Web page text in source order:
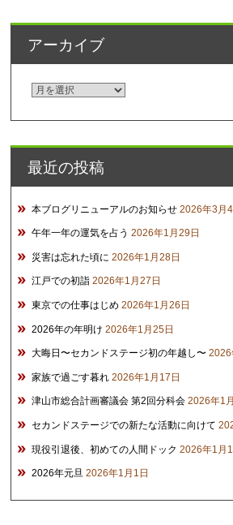
アーカイブ
ア
イ
ブ
最近の投稿
本ブログリニューアルのお知らせ 2026年3月
午年一年の運気を占う 2026年1月29日
災害は忘れた頃に 2026年1月28日
江戸での初詣 2026年1月27日
東京での仕事はじめ 2026年1月26日
2026年の年明け 2026年1月25日
大晦日〜セカンドステージ初の年越し〜 2026
家族で過ごす暮れ 2026年1月17日
津山市総合計画審議会 第2回分科会 2026年1
セカンドステージでの新たな活動に向けて
現役引退後、初めての人間ドック 2026年1月
2026年元旦 2026年1月1日